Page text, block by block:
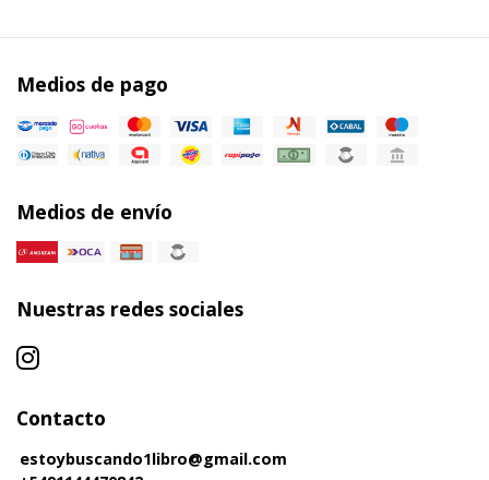
Medios de pago
Medios de envío
Nuestras redes sociales
Contacto
estoybuscando1libro@gmail.com